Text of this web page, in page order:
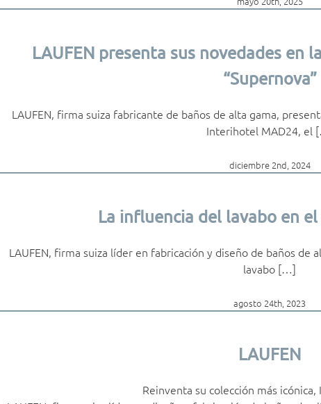
LAUFEN presenta sus novedades en
“Supernova”
LAUFEN, firma suiza fabricante de baños de alta gama,
Interihotel MAD24, el
diciembre 2nd, 2024
La influencia del lavabo en
LAUFEN, firma suiza líder en fabricación y diseño de baños de
lavabo […]
agosto 24th, 2023
LAUFEN
Reinventa su colección más icónica,